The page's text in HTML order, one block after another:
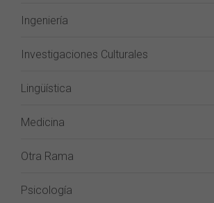
Ingeniería
Investigaciones Culturales
Lingüística
Medicina
Otra Rama
Psicología